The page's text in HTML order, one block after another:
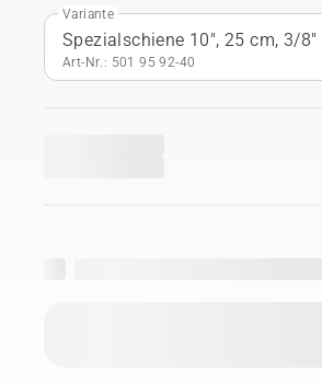
Variante
Spezialschiene 10", 25 cm, 3/8"
Art-Nr.: 501 95 92‑40